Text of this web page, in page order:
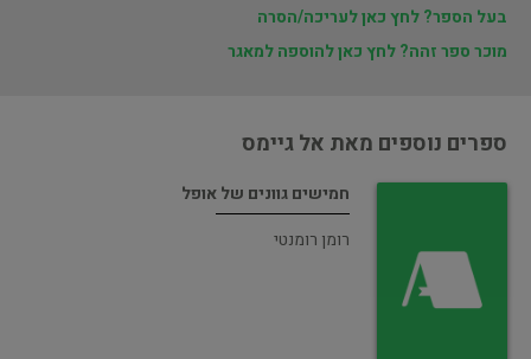
בעל הספר? לחץ כאן לעריכה/הסרה
מוכר ספר זהה? לחץ כאן להוספה למאגר
ספרים נוספים מאת אל גיימס
חמישים גוונים של אופל
רומן רומנטי